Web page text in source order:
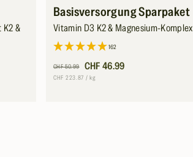
&
Basisversorgung Sparpaket
Vitamin D3 K2 & Magnesium-Komplex
162
Normaler
Preis
CHF 50.99
VerkaufspreisCHF 46.99
Grundpreis
CHF 223.87 / pro
kg